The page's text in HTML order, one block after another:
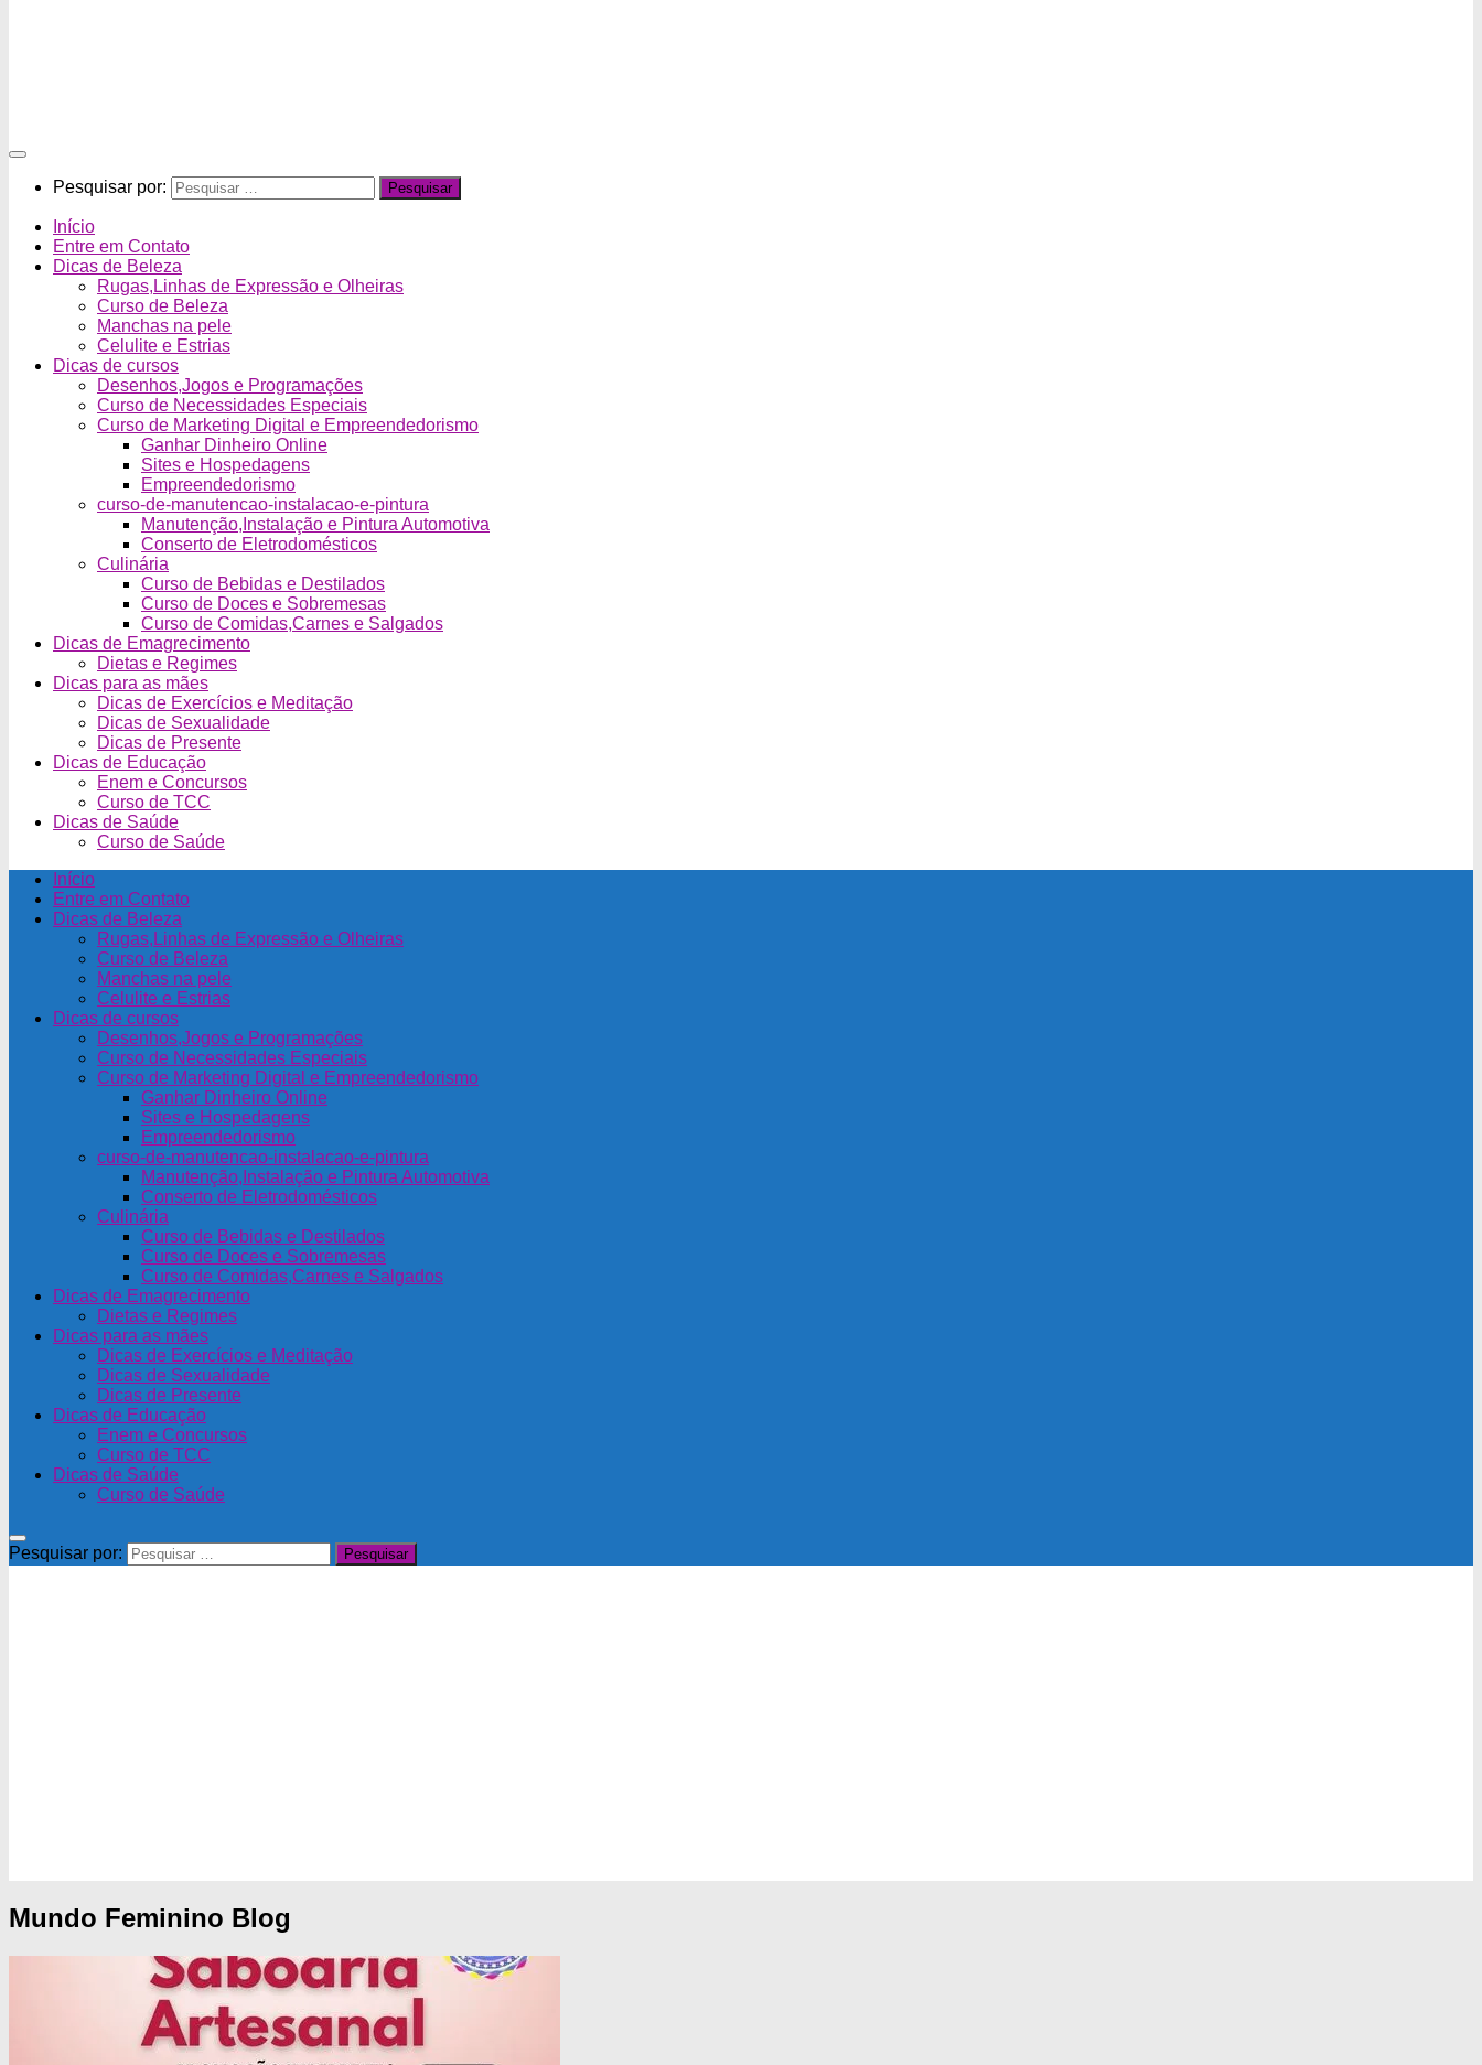
Pesquisar por:
Início
Entre em Contato
Dicas de Beleza
Rugas,Linhas de Expressão e Olheiras
Curso de Beleza
Manchas na pele
Celulite e Estrias
Dicas de cursos
Desenhos,Jogos e Programações
Curso de Necessidades Especiais
Curso de Marketing Digital e Empreendedorismo
Ganhar Dinheiro Online
Sites e Hospedagens
Empreendedorismo
curso-de-manutencao-instalacao-e-pintura
Manutenção,Instalação e Pintura Automotiva
Conserto de Eletrodomésticos
Culinária
Curso de Bebidas e Destilados
Curso de Doces e Sobremesas
Curso de Comidas,Carnes e Salgados
Dicas de Emagrecimento
Dietas e Regimes
Dicas para as mães
Dicas de Exercícios e Meditação
Dicas de Sexualidade
Dicas de Presente
Dicas de Educação
Enem e Concursos
Curso de TCC
Dicas de Saúde
Curso de Saúde
Início
Entre em Contato
Dicas de Beleza
Rugas,Linhas de Expressão e Olheiras
Curso de Beleza
Manchas na pele
Celulite e Estrias
Dicas de cursos
Desenhos,Jogos e Programações
Curso de Necessidades Especiais
Curso de Marketing Digital e Empreendedorismo
Ganhar Dinheiro Online
Sites e Hospedagens
Empreendedorismo
curso-de-manutencao-instalacao-e-pintura
Manutenção,Instalação e Pintura Automotiva
Conserto de Eletrodomésticos
Culinária
Curso de Bebidas e Destilados
Curso de Doces e Sobremesas
Curso de Comidas,Carnes e Salgados
Dicas de Emagrecimento
Dietas e Regimes
Dicas para as mães
Dicas de Exercícios e Meditação
Dicas de Sexualidade
Dicas de Presente
Dicas de Educação
Enem e Concursos
Curso de TCC
Dicas de Saúde
Curso de Saúde
Pesquisar por:
Mundo Feminino Blog